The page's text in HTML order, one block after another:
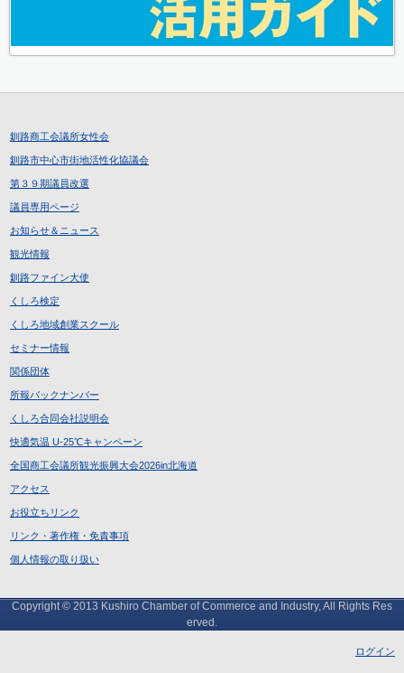
釧路商工会議所女性会
釧路市中心市街地活性化協議会
第３９期議員改選
議員専用ページ
お知らせ＆ニュース
観光情報
釧路ファイン大使
くしろ検定
くしろ地域創業スクール
セミナー情報
関係団体
所報バックナンバー
くしろ合同会社説明会
快適気温 U-25℃キャンペーン
全国商工会議所観光振興大会2026in北海道
アクセス
お役立ちリンク
リンク・著作権・免責事項
個人情報の取り扱い
Copyright © 2013 Kushiro Chamber of Commerce and Industry, All Rights Res
erved.
ログイン